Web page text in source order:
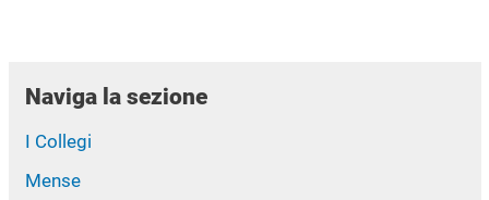
Naviga la sezione
I Collegi
Mense